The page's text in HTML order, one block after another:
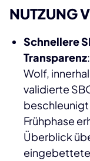
NUTZUNG
Schnellere
Transparenz
Wolf,
validierte
Frühphase
Überblick